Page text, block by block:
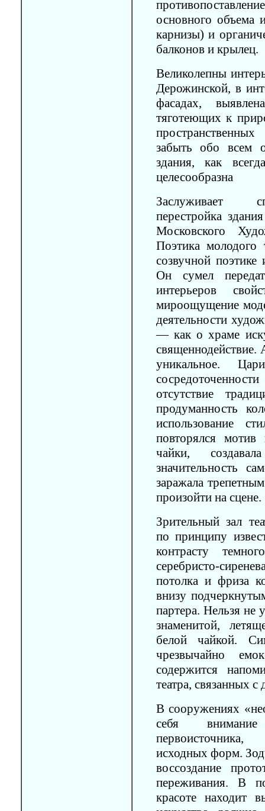
основного объема
карнизы) и
балконов и крылец.
Великолепны
Дерожинской, в
фасадах,
тяготеющих к
забыть обо всем
здания, как
целесообразна
Заслуживает
перестройка
Московского
Поэтика молодого
созвучной поэтике
Он сумел
интерьеров
мироощущение
деятельности
— как о храме
священнодействие.
уникальное.
отсутствие
продуманность
использование
повторялся
чайки,
значительность
заражала
произойти на сцене.
Зрительный зал
по принципу
контрасту
серебристо-
потолка и фриза
внизу
партера. Нельзя не
знаменитой,
белой чайкой.
чрезвычайно
содержится
театра, связанных
В сооружениях
себя
исходных форм.
воссоздание
переживания. В
красоте находит